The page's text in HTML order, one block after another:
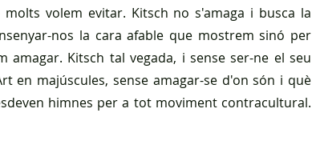
volem evitar. Kitsch no s'amaga i busca la
nos la cara afable que mostrem sinó per
Kitsch tal vegada, i sense ser-ne el seu
en majúscules, sense amagar-se d'on són i què
himnes per a tot moviment contracultural.